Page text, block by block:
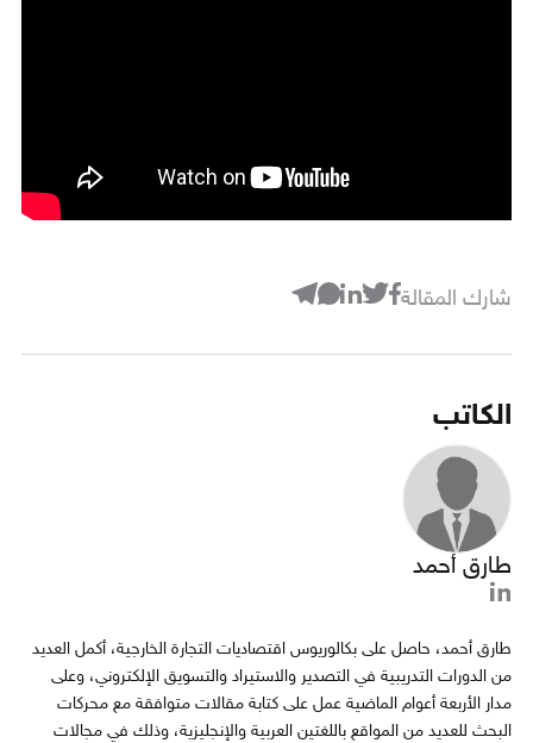
شارك المقالة
الكاتب
طارق أحمد
طارق أحمد، حاصل على بكالوريوس اقتصاديات التجارة الخارجية، أكمل العديد
من الدورات التدريبية في التصدير والاستيراد والتسويق الإلكتروني، وعلى
مدار الأربعة أعوام الماضية عمل على كتابة مقالات متوافقة مع محركات
البحث للعديد من المواقع باللغتين العربية والإنجليزية، وذلك في مجالات